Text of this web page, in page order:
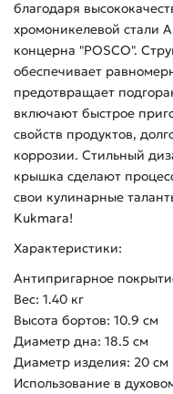
благодаря
хромоникелевой стали
концерна "POSCO".
обеспечивает
предотвращает
включают быстрое
свойств продуктов,
коррозии. Стильный
крышка сделают
свои кулинарные
Kukmara!
Характеристики:
Антипригарное
Вес: 1.40 кг
Высота бортов: 10.9 см
Диаметр дна: 18.5 см
Диаметр изделия: 20 см
Использование в